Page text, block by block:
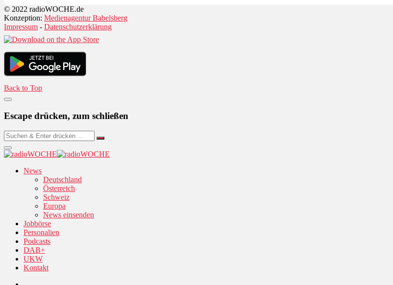
© 2022 radioWOCHE.de
Konzeption: Medienagentur Babelsberg
Impressum - Datenschutzerklärung
Back to Top
Escape drücken, zum schließen
News
Deutschland
Österreich
Schweiz
Europa
News einsenden
Jobbörse
Personalien
Podcasts
DAB+
UKW
Kontakt